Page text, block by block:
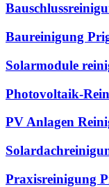
Baureinigung
Solarmodule
Photovoltaik-
PV Anlagen
Praxisreinigung